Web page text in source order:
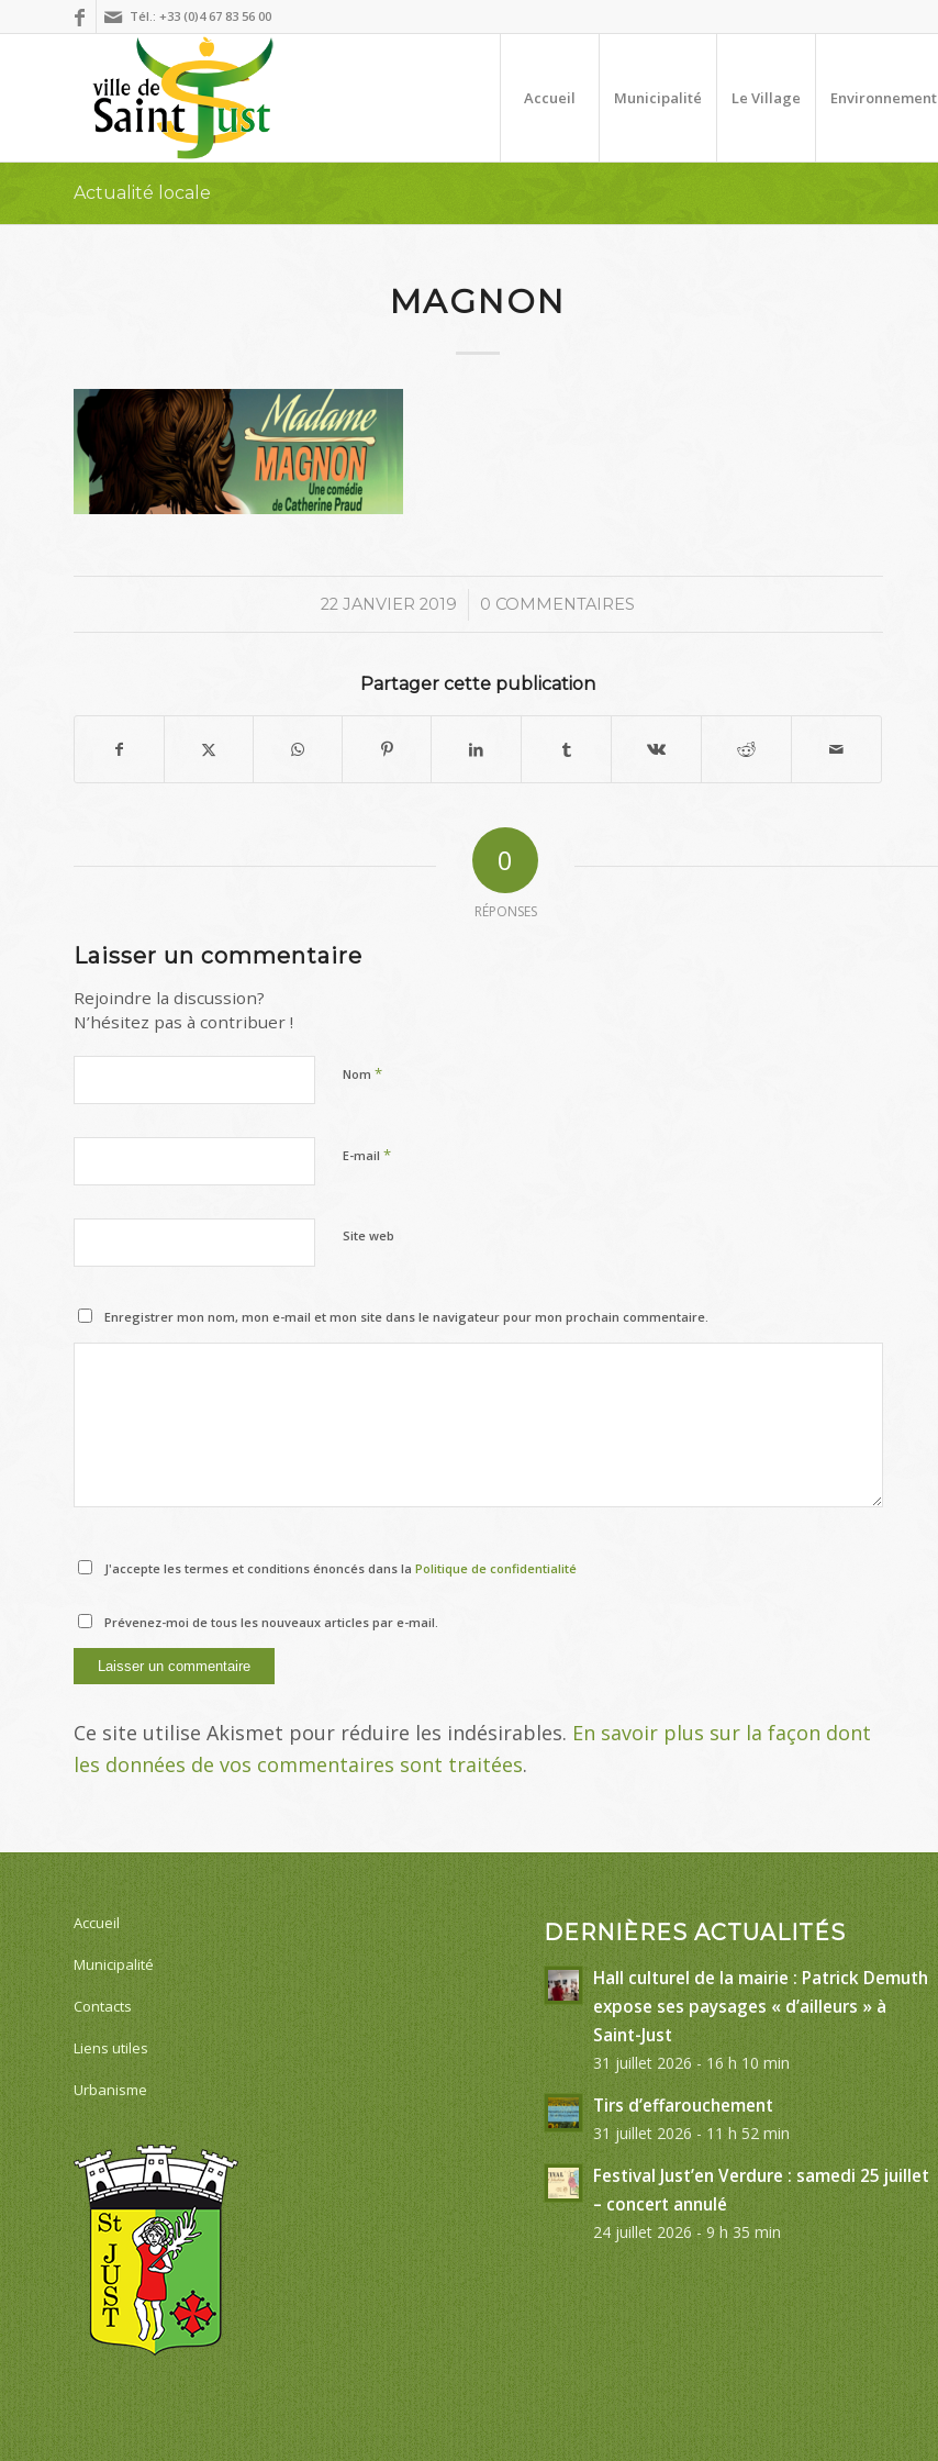
Tél.: +33 (0)4 67 83 56 00
Accueil Municipalité Le Village Environnement
Actualité locale
MAGNON
22 JANVIER 2019
/ 0 COMMENTAIRES
Partager cette publication
0
RÉPONSES
Laisser un commentaire
Rejoindre la discussion?
N’hésitez pas à contribuer !
Nom *
E-mail *
Site web
Enregistrer mon nom, mon e-mail et mon site dans le navigateur pour mon prochain commentaire.
J'accepte les termes et conditions énoncés dans la Politique de confidentialité
Prévenez-moi de tous les nouveaux articles par e-mail.
Ce site utilise Akismet pour réduire les indésirables. En savoir plus sur la façon dont
les données de vos commentaires sont traitées.
Accueil
Municipalité
Contacts
Liens utiles
Urbanisme
DERNIÈRES ACTUALITÉS
Hall culturel de la mairie : Patrick Demuth
expose ses paysages « d’ailleurs » à
Saint-Just
31 juillet 2026 - 16 h 10 min
Tirs d’effarouchement
31 juillet 2026 - 11 h 52 min
Festival Just’en Verdure : samedi 25 juillet
– concert annulé
24 juillet 2026 - 9 h 35 min